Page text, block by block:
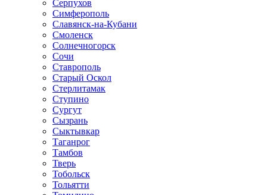
Серпухов
Симферополь
Славянск-на-Кубани
Смоленск
Солнечногорск
Сочи
Ставрополь
Старый Оскол
Стерлитамак
Ступино
Сургут
Сызрань
Сыктывкар
Таганрог
Тамбов
Тверь
Тобольск
Тольятти